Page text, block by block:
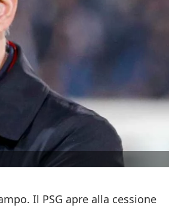
Il PSG apre alla cessione